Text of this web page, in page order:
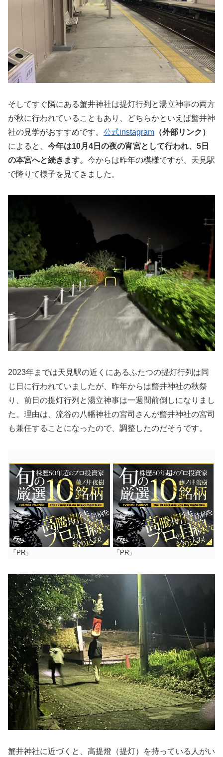
そしてすぐ隣にある蟹井神社は提灯行列と湯立神事の両方
が秋に行われていることもあり、どちらかといえば蟹井神
社の見学がおすすめです。 公式instagram （外部リンク）
によると、 今年は10月4日の夜の宵宮として行われ、5日
の本宮へと続きます。 今からは昨年の模様ですが、天見駅
で降りて様子を見てきました。
2023年までは天見駅の近くにあるふたつの提灯行列は同
じ日に行われていましたが、昨年からは蟹井神社の秋祭
り、前日の提灯行列と湯立神事は一週間前倒しになりまし
た。理由は、流谷の八幡神社の宮司さんが蟹井神社の宮司
も兼任することになったので、調整したのだそうです。
「PR」 「PR」
蟹井神社に近づくと、高提燈（提灯）を持っている人がい